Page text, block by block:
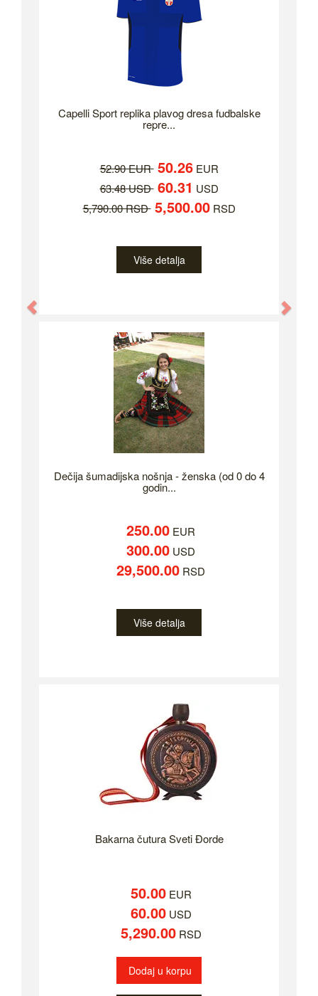
Capelli Sport replika plavog dresa fudbalske
repre...
52.90 EUR 50.26EUR
63.48 USD 60.31 USD
5,790.00 RSD 5,500.00RSD
Više detalja
Dečija šumadijska nošnja - ženska (od 0 do 4
godin...
250.00 EUR
300.00 USD
29,500.00 RSD
Više detalja
Bakarna čutura Sveti Đorde
50.00EUR
60.00USD
5,290.00RSD
Dodaj u korpu